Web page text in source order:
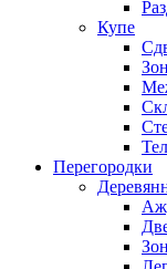
Купе
Перегородки